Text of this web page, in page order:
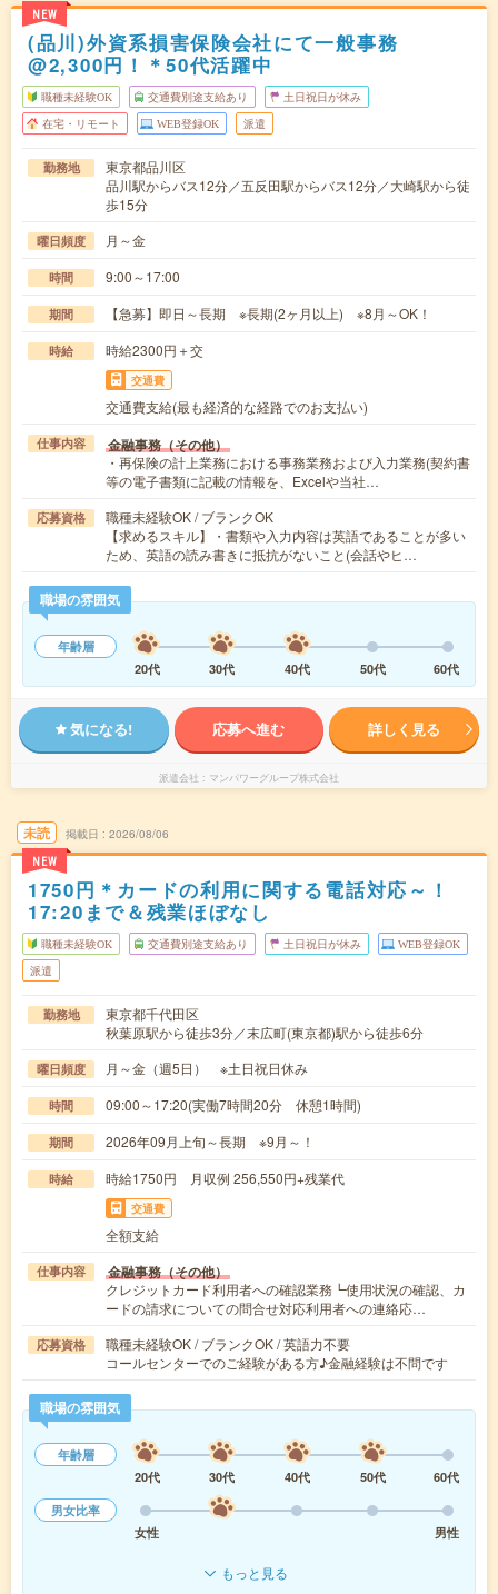
NEW
(品川)外資系損害保険会社にて一般事務
@2,300円！＊50代活躍中
職種未経験OK 交通費別途支給あり 土日祝日が休み
在宅・リモート WEB登録OK 派遣
勤務地
東京都品川区
品川駅からバス12分／五反田駅からバス12分／大崎駅から徒
歩15分
曜日頻度 月～金
時間 9:00～17:00
期間 【急募】即日～長期 ※長期(2ヶ月以上) ※8月～OK！
時給 時給2300円＋交
交通費
交通費支給(最も経済的な経路でのお支払い)
仕事内容 金融事務（その他）
・再保険の計上業務における事務業務および入力業務(契約書
等の電子書類に記載の情報を、Excelや当社…
応募資格
職種未経験OK / ブランクOK
【求めるスキル】・書類や入力内容は英語であることが多い
ため、英語の読み書きに抵抗がないこと(会話やヒ…
職場の雰囲気
年齢層
20代
30代 40代 50代 60代
気になる! 応募へ進む 詳しく見る
派遣会社 マンパワーグループ株式会社
未読
NEW
掲載日 2026/08/06
1750円＊カードの利用に関する電話対応～！
17:20まで＆残業ほぼなし
職種未経験OK 交通費別途支給あり 土日祝日が休み WEB登録OK
派遣
勤務地
東京都千代田区
秋葉原駅から徒歩3分／末広町(東京都)駅から徒歩6分
曜日頻度 月～金（週5日） ※土日祝日休み
時間 09:00～17:20(実働7時間20分 休憩1時間)
期間 2026年09月上旬～長期 ※9月～！
時給 時給1750円 月収例 256,550円+残業代
交通費
全額支給
仕事内容 金融事務（その他）
クレジットカード利用者への確認業務┗使用状況の確認、カ
ードの請求についての問合せ対応利用者への連絡応…
応募資格
職種未経験OK / ブランクOK / 英語力不要
コールセンターでのご経験がある方♪金融経験は不問です
職場の雰囲気
年齢層
20代
30代 40代 50代
60代
男女比率
女性
男性
もっと見る